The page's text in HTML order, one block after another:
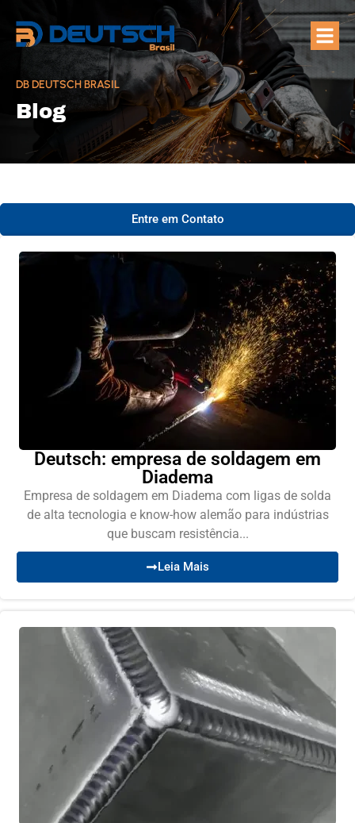
DB DEUTSCH BRASIL
Blog
Entre em Contato
Deutsch: empresa de soldagem em
Diadema
Empresa de soldagem em Diadema com ligas de solda
de alta tecnologia e know-how alemão para indústrias
que buscam resistência...
Leia Mais